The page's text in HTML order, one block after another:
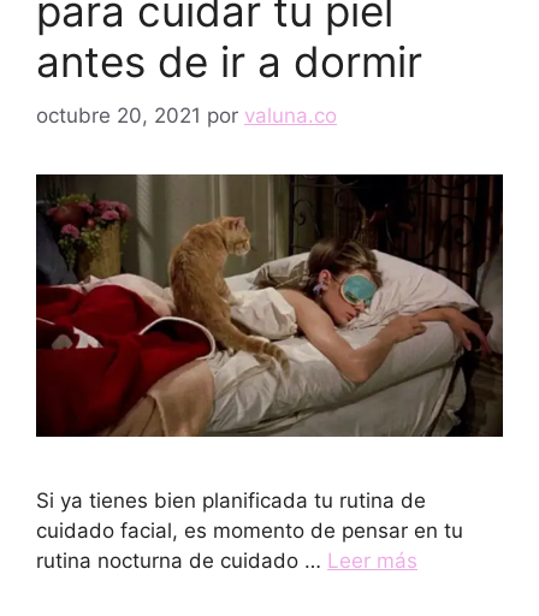
para cuidar tu piel
antes de ir a dormir
octubre 20, 2021 por valuna.co
Si ya tienes bien planificada tu rutina de
cuidado facial, es momento de pensar en tu
rutina nocturna de cuidado … Leer más